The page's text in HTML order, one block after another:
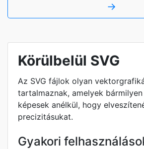
→
Körülbelül SVG
Az SVG fájlok olyan
tartalmaznak, amelyek
képesek anélkül, hogy
precizitásukat.
Gyakori